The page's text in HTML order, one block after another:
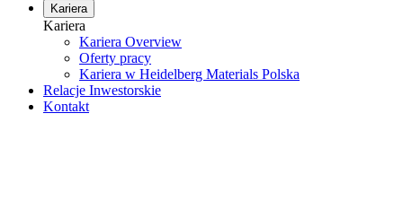
Kariera
Kariera
Kariera Overview
Oferty pracy
Kariera w Heidelberg Materials Polska
Relacje Inwestorskie
Kontakt